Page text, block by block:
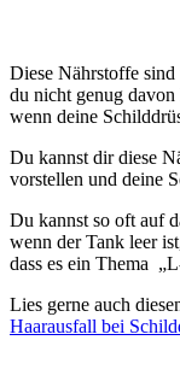
Diese Nährstoffe
du nicht genug
wenn deine
Du kannst dir diese
vorstellen und deine
Du kannst so oft auf
wenn der Tank leer
dass es ein Thema
Lies gerne auch
Haarausfall bei